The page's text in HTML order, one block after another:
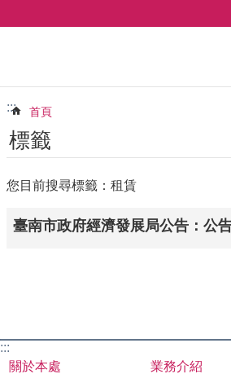
::: 首頁
標籤
您目前搜尋標籤：租賃
臺南市政府經濟發展局公告：公
:::
關於本處
業務介紹